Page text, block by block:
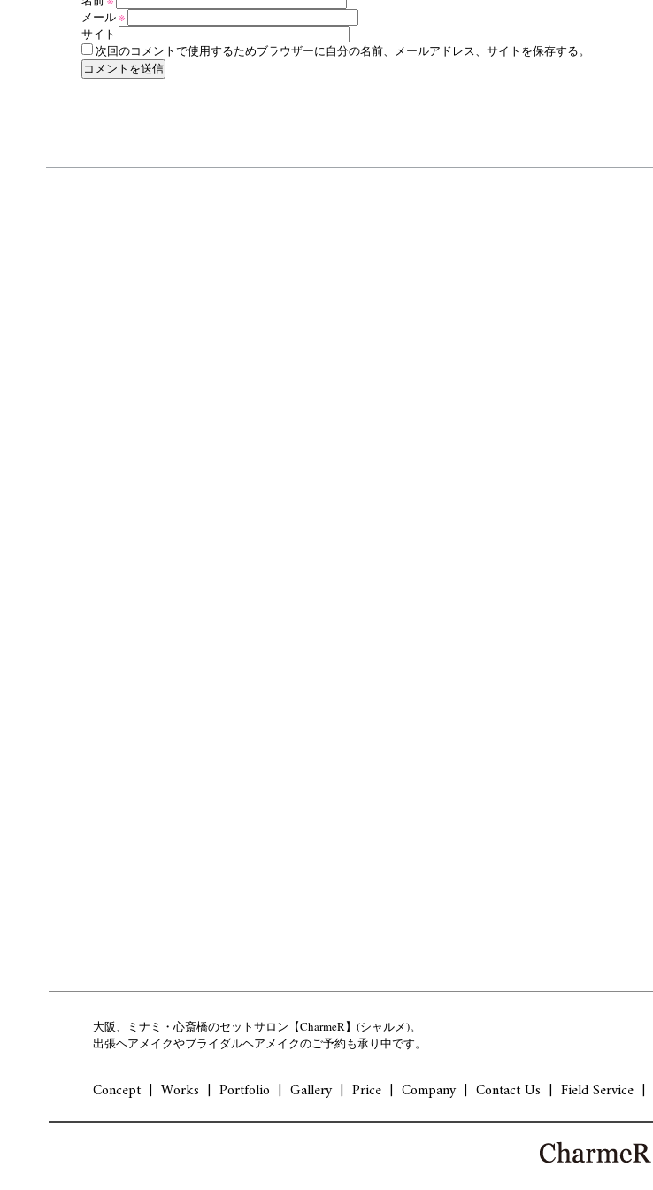
メール※
サイト
次回のコメントで使用するためブラウザーに自分の名前、メールアドレス、サイトを保存する。
大阪、ミナミ・心斎橋のセットサロン【CharmeR】(シャルメ)。
出張ヘアメイクやブライダルヘアメイクのご予約も承り中です。
Concept Works Portfolio Gallery Price Company Contact Us Field Service